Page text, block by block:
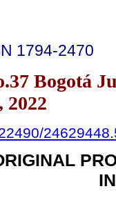
1794-2470
Bogotá
2022